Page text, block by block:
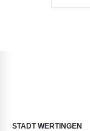
STADT WERTINGEN